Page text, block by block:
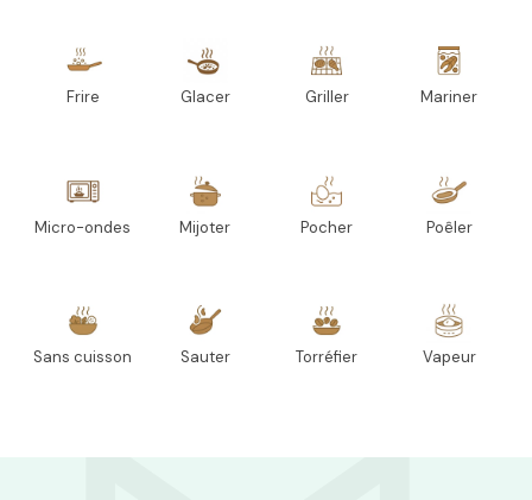
Frire Glacer Griller Mariner
Micro-ondes Mijoter Pocher Poêler
Sans cuisson Sauter Torréfier Vapeur